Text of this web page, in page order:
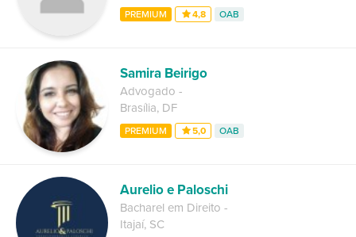
PREMIUM 4,8 OAB
Samira Beirigo
Advogado -
Brasília, DF
PREMIUM 5,0 OAB
Aurelio e Paloschi
Bacharel em Direito -
Itajaí, SC